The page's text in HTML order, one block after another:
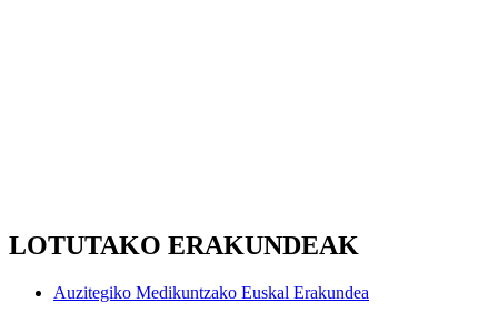
LOTUTAKO ERAKUNDEAK
Auzitegiko Medikuntzako Euskal Erakundea